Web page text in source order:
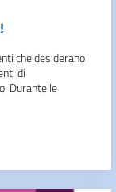
che desiderano
di
Durante le